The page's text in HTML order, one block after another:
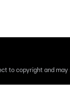
to copyright and